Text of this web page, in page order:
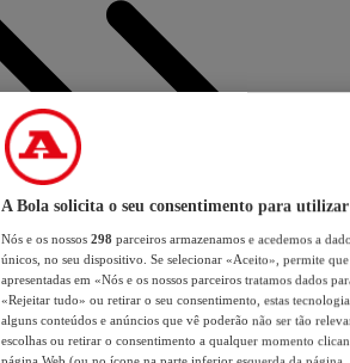
A Bola solicita o seu consentimento para utilizar
Nós e os nossos 298 parceiros armazenamos e acedemos a
únicos, no seu dispositivo. Se selecionar «Aceito», permite
apresentadas em «Nós e os nossos parceiros tratamos dados
«Rejeitar tudo» ou retirar o seu consentimento, estas
alguns conteúdos e anúncios que vê poderão não ser tão
escolhas ou retirar o consentimento a qualquer momento